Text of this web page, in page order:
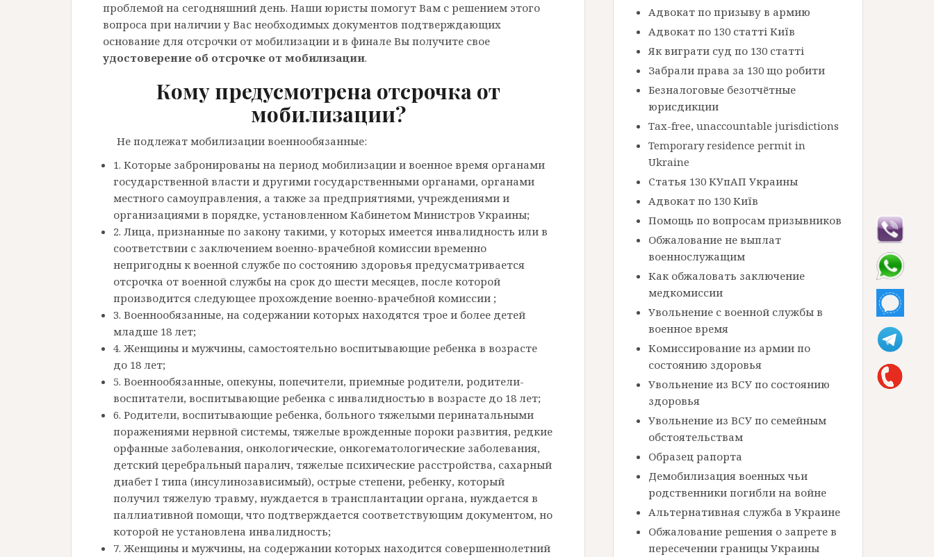
проблемой на сегодняшний день. Наши юристы помогут Вам с решением этого
вопроса при наличии у Вас необходимых документов подтверждающих
основание для отсрочки от мобилизации и в финале Вы получите свое
удостоверение об отсрочке от мобилизации.
Кому предусмотрена отсрочка от
мобилизации?
Не подлежат мобилизации военнообязанные:
1. Которые забронированы на период мобилизации и военное время органами
государственной власти и другими государственными органами, органами
местного самоуправления, а также за предприятиями, учреждениями и
организациями в порядке, установленном Кабинетом Министров Украины;
2. Лица, признанные по закону такими, у которых имеется инвалидность или в
соответствии с заключением военно-врачебной комиссии временно
непригодны к военной службе по состоянию здоровья предусматривается
отсрочка от военной службы на срок до шести месяцев, после которой
производится следующее прохождение военно-врачебной комиссии ;
3. Военнообязанные, на содержании которых находятся трое и более детей
младше 18 лет;
4. Женщины и мужчины, самостоятельно воспитывающие ребенка в возрасте
до 18 лет;
5. Военнообязанные, опекуны, попечители, приемные родители, родители-
воспитатели, воспитывающие ребенка с инвалидностью в возрасте до 18 лет;
6. Родители, воспитывающие ребенка, больного тяжелыми перинатальными
поражениями нервной системы, тяжелые врожденные пороки развития, редкие
орфанные заболевания, онкологические, онкогематологические заболевания,
детский церебральный паралич, тяжелые психические расстройства, сахарный
диабет I типа (инсулинозависимый), острые степени, ребенку, который
получил тяжелую травму, нуждается в трансплантации органа, нуждается в
паллиативной помощи, что подтверждается соответствующим документом, но
которой не установлена инвалидность;
7. Женщины и мужчины, на содержании которых находится совершеннолетний
Адвокат по призыву в армию
Адвокат по 130 статті Київ
Як виграти суд по 130 статті
Забрали права за 130 що робити
Безналоговые безотчётные
юрисдикции
Tax-free, unaccountable jurisdictions
Temporary residence permit in
Ukraine
Статья 130 КУпАП Украины
Адвокат по 130 Київ
Помощь по вопросам призывников
Обжалование не выплат
военнослужащим
Как обжаловать заключение
медкомиссии
Увольнение с военной службы в
военное время
Комиссирование из армии по
состоянию здоровья
Увольнение из ВСУ по состоянию
здоровья
Увольнение из ВСУ по семейным
обстоятельствам
Образец рапорта
Демобилизация военных чьи
родственники погибли на войне
Альтернативная служба в Украине
Обжалование решения о запрете в
пересечении границы Украины